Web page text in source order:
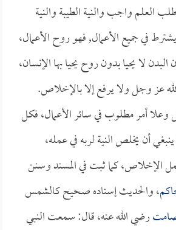
العلم واجب والنية الطيبة والنية
في جميع الأعمال, فهو روح الأعمال،
لا يحيا بدون روح يحيا بها الإنسان،
عز وجل ولا يرفع إلا بالإخلاص.
أمر مطلوب في سائر الأعمال، فكل
أن يخلص النية لربه في عمله،
الإخلاص، كما ثبت في المسند وسنن
، والحديث إسناده صحيح كالشمس
رضي الله عنه، قال: سمعت النبي